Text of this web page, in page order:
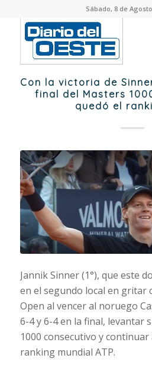
Sábado, 8 de
Con la victoria de
final del Masters
quedó el
Jannik Sinner (1°), que este
en el segundo local en gritar
Open al vencer al noruego
6-4 y 6-4 en la final, levantar
1000 consecutivo y
ranking mundial ATP.